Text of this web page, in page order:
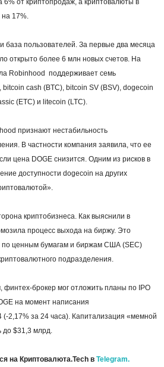
17%.
база пользователей. За первые два месяца
открыто более 6 млн новых счетов. На
Robinhood поддерживает семь
bitcoin cash (BTC), bitcoin SV (BSV), dogecoin
(ETC) и litecoin (LTC).
признают нестабильность
В частности компания заявила, что ее
цена DOGE снизится. Одним из рисков в
доступности dogecoin на других
криптобизнеса. Как выяснили в
процесс выхода на биржу. Это
по ценным бумагам и биржам США (SEC)
подразделения.
брокер мог отложить планы по IPO
на момент написания
(-2,17% за 24 часа). Капитализация «мемной
до $31,3 млрд.
на Криптовалюта.Tech в Telegram.